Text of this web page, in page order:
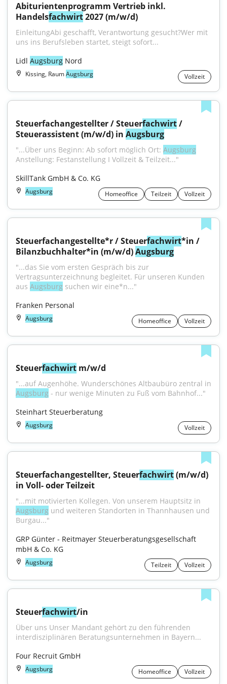
Abiturientenprogramm Vertrieb inkl.
Handelsfachwirt 2027 (m/w/d)
EinleitungAbi geschafft, Verantwortung gesucht?Wer mit
uns ins Berufsleben startet, steigt sofort...
Lidl Augsburg Nord
Kissing, RaumAugsburg Vollzeit
Steuerfachangestellter / Steuerfachwirt /
Steuerassistent (m/w/d) in Augsburg
"...Über uns Beginn: Ab sofort möglich Ort: Augsburg
Anstellung: Festanstellung I Vollzeit & Teilzeit..."
SkillTank GmbH & Co. KG
Augsburg Homeoffice Teilzeit Vollzeit
Steuerfachangestellte*r / Steuerfachwirt*in /
Bilanzbuchhalter*in (m/w/d) Augsburg
"...das Sie vom ersten Gespräch bis zur
Vertragsunterzeichnung begleitet. Für unseren Kunden
aus Augsburg suchen wir eine*n..."
Franken Personal
Augsburg Homeoffice Vollzeit
Steuerfachwirt m/w/d
Augsburg - nur wenige Minuten zu Fuß vom Bahnhof..."
Steinhart Steuerberatung
Augsburg Vollzeit
Steuerfachangestellter, Steuerfachwirt (m/w/d)
in Voll- oder Teilzeit
Augsburg und weiteren Standorten in Thannhausen und
Burgau..."
GRP Günter - Reitmayer Steuerberatungsgesellschaft
mbH & Co. KG
Augsburg Teilzeit Vollzeit
Steuerfachwirt/in
Über uns Unser Mandant gehört zu den führenden
interdisziplinären Beratungsunternehmen in Bayern...
Four Recruit GmbH
Augsburg Homeoffice Vollzeit